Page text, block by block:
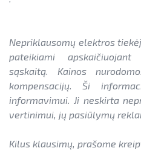
Nepriklausomų elektros
pateikiami apskaičiuojant
sąskaitą. Kainos
kompensacijų. Ši
informavimui. Ji neskirta
vertinimui, jų pasiūlymų
Kilus klausimų, prašome